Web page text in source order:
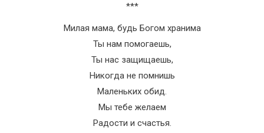
***
Милая мама, будь Богом хранима
Ты нам помогаешь,
Ты нас защищаешь,
Никогда не помнишь
Маленьких обид.
Мы тебе желаем
Радости и счастья.